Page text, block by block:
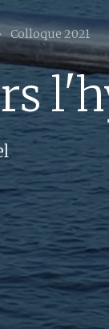
Colloque 2021